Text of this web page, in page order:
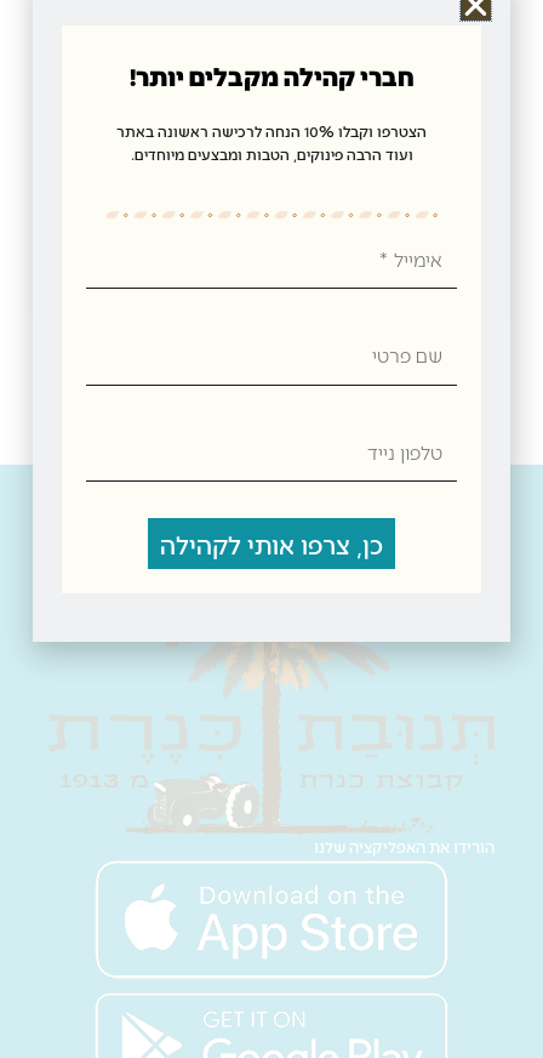
הורידו את האפליקציה שלנו
חברי קהילה מקבלים יותר!
הצטרפו וקבלו 10% הנחה לרכישה ראשונה באתר
ועוד הרבה פינוקים, הטבות ומבצעים מיוחדים.
פרטי
נייד
כן, צרפו אותי לקהילה